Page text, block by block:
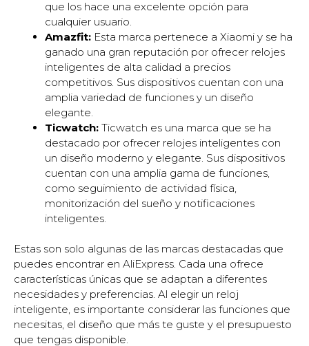
que los hace una excelente opción para
cualquier usuario.
Amazfit: Esta marca pertenece a Xiaomi y se ha
ganado una gran reputación por ofrecer relojes
inteligentes de alta calidad a precios
competitivos. Sus dispositivos cuentan con una
amplia variedad de funciones y un diseño
elegante.
Ticwatch: Ticwatch es una marca que se ha
destacado por ofrecer relojes inteligentes con
un diseño moderno y elegante. Sus dispositivos
cuentan con una amplia gama de funciones,
como seguimiento de actividad física,
monitorización del sueño y notificaciones
inteligentes.
Estas son solo algunas de las marcas destacadas que
puedes encontrar en AliExpress. Cada una ofrece
características únicas que se adaptan a diferentes
necesidades y preferencias. Al elegir un reloj
inteligente, es importante considerar las funciones que
necesitas, el diseño que más te guste y el presupuesto
que tengas disponible.